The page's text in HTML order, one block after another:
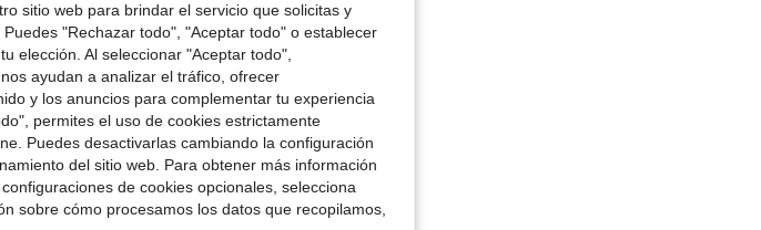
Útil (3)
sitio web para brindar el servicio que solicitas y
"Rechazar todo", "Aceptar todo" o establecer
elección. Al seleccionar "Aceptar todo",
ayudan a analizar el tráfico, ofrecer
y los anuncios para complementar tu experiencia
permites el uso de cookies estrictamente
Puedes desactivarlas cambiando la configuración
del sitio web. Para obtener más información
de cookies opcionales, selecciona
sobre cómo procesamos los datos que recopilamos,